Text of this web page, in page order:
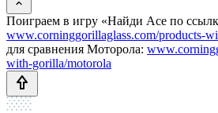
Поиграем в игру «Найди Ace по
www.corninggorillaglass.com/products-
для сравнения Моторола:
with-gorilla/motorola